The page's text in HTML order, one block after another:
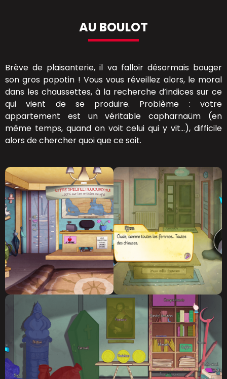
AU BOULOT
Brève de plaisanterie, il va falloir désormais bouger
son gros popotin ! Vous vous réveillez alors, le moral
dans les chaussettes, à la recherche d’indices sur ce
qui vient de se produire. Problème : votre
appartement est un véritable capharnaüm (en
même temps, quand on voit celui qui y vit…), difficile
alors de chercher quoi que ce soit.